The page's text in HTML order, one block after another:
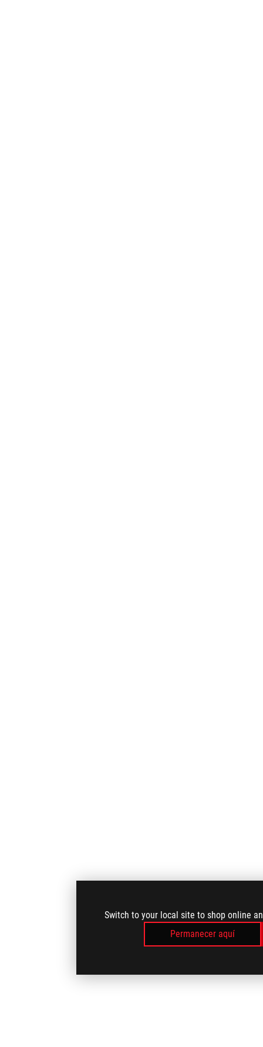
Switch to your local site to shop online
Permanecer aquí